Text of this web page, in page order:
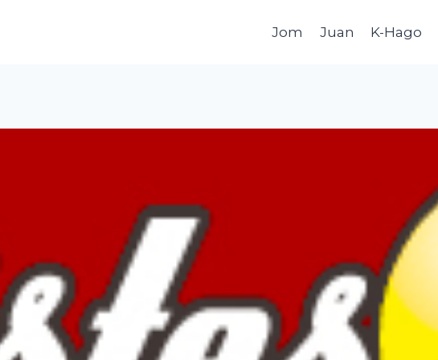
Jom Juan K-Hago